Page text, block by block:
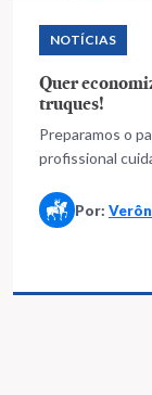
NOTÍCIAS
Quer
truques!
Preparamos o
profissional
Por: